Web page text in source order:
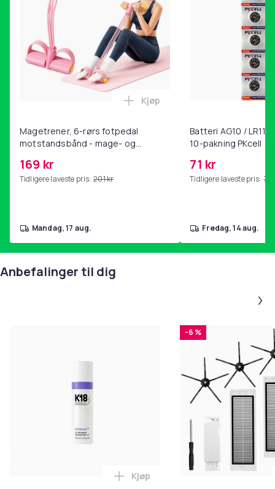
Magetrener, 6-rørs fotpedal
motstandsbånd - mage- og
hjemmegymnastikk Pink
169 kr
Tidligere laveste pris: 201 kr
Legg Magetrener, 6-rørs
Kjøp
mandag, 17 aug.
Batteri AG10 /
10-pakning PKcell
71 kr
Tidligere laveste pris: 76
fredag, 14 aug.
Anbefalinger til dig
Legg K18 Airwash Dry
Kjøp
-6 %